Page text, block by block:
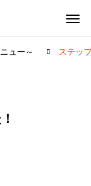
ュー～ ステッ